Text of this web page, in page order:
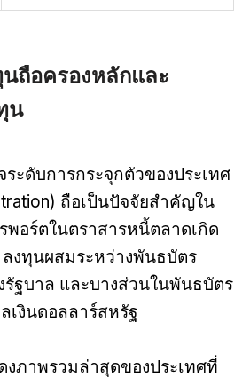
ถือครองหลักและ
น
ะดับการกระจุกตัวของประเทศ
ถือเป็นปัจจัยสำคัญใน
พอร์ตในตราสารหนี้ตลาดเกิด
งทุนผสมระหว่างพันธบัตร
ฐบาล และบางส่วนในพันธบัตร
เงินดอลลาร์สหรัฐ
งภาพรวมล่าสุดของประเทศที่